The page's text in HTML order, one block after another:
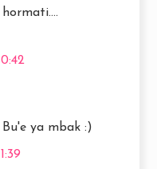
ya mbak :)